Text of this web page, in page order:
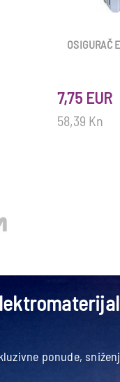
OSIGURAČ
58,39 Kn
7,75 EUR
ponude,